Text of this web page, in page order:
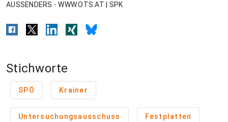
AUSSENDERS - WWW.OTS.AT | SPK
Stichworte
SPÖ Krainer
Untersuchungsausschuss Festplatten